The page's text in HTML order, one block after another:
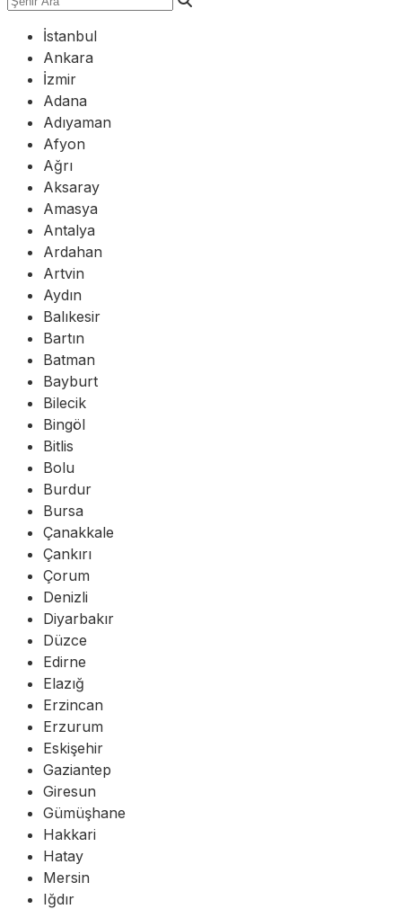
İstanbul
Ankara
İzmir
Adana
Adıyaman
Afyon
Ağrı
Aksaray
Amasya
Antalya
Ardahan
Artvin
Aydın
Balıkesir
Bartın
Batman
Bayburt
Bilecik
Bingöl
Bitlis
Bolu
Burdur
Bursa
Çanakkale
Çankırı
Çorum
Denizli
Diyarbakır
Düzce
Edirne
Elazığ
Erzincan
Erzurum
Eskişehir
Gaziantep
Giresun
Gümüşhane
Hakkari
Hatay
Mersin
Iğdır